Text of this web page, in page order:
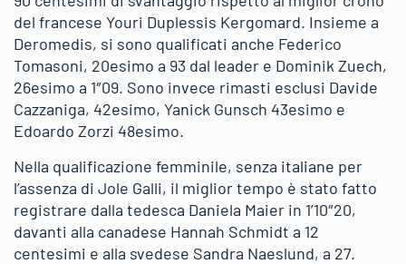
del francese Youri Duplessis Kergomard. Insieme a
Deromedis, si sono qualificati anche Federico
Tomasoni, 20esimo a 93 dal leader e Dominik Zuech,
26esimo a 1″09. Sono invece rimasti esclusi Davide
Cazzaniga, 42esimo, Yanick Gunsch 43esimo e
Edoardo Zorzi 48esimo.
Nella qualificazione femminile, senza italiane per
l’assenza di Jole Galli, il miglior tempo è stato fatto
registrare dalla tedesca Daniela Maier in 1’10″20,
davanti alla canadese Hannah Schmidt a 12
centesimi e alla svedese Sandra Naeslund, a 27.